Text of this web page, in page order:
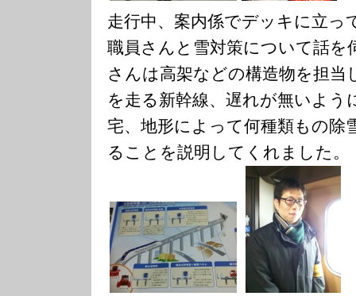
走行中、案内係でデッキに立っ
職員さんと雪対策について話を
さんは高架などの構造物を担当
を走る新幹線、遅れが無いよう
宅、地形によって何種類もの除
ることを説明してくれました。